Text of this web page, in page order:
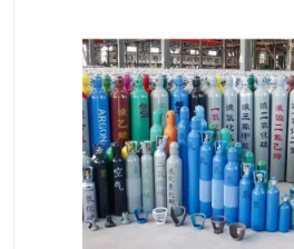
高纯氮气